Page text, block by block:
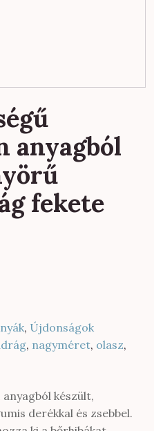
anyagból
fekete
, Újdonságok
, nagyméret, olasz,
készült,
derékkal és zsebbel.